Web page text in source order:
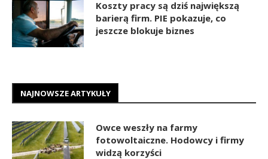
Koszty pracy są dziś największą
barierą firm. PIE pokazuje, co
jeszcze blokuje biznes
NAJNOWSZE ARTYKUŁY
Owce weszły na farmy
fotowoltaiczne. Hodowcy i firmy
widzą korzyści